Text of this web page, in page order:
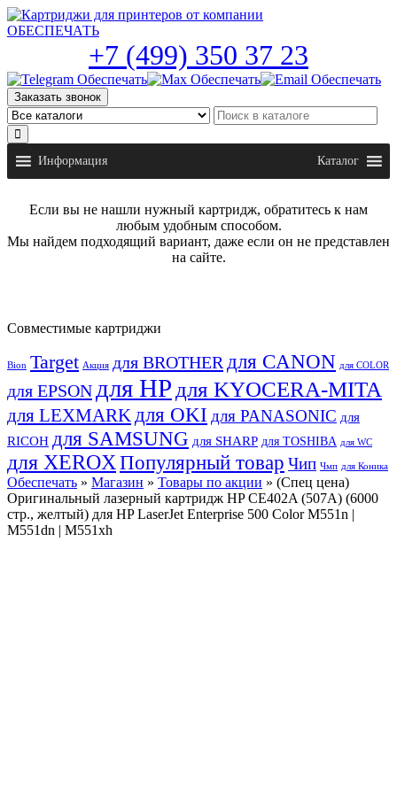
Skip
to
+7 (499) 350 37 23
Заказать звонок
Информация Каталог
Если вы не нашли нужный картридж, обратитесь к нам
любым удобным способом.
Мы найдем подходящий вариант, даже если он не представлен
на сайте.
Совместимые картриджи
Bion Target Акция для BROTHER для CANON для COLOR
для EPSON для HP для KYOCERA-MITA
для LEXMARK для OKI для PANASONIC для
RICOH для SAMSUNG для SHARP для TOSHIBA для WC
для XEROX Популярный товар Чип Чмп для Коника
Обеспечать » Магазин » Товары по акции » (Спец цена)
Оригинальный лазерный картридж HP CE402A (507A) (6000
стр., желтый) для HP LaserJet Enterprise 500 Color M551n |
M551dn | M551xh